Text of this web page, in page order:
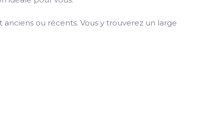
anciens ou récents. Vous y trouverez un large